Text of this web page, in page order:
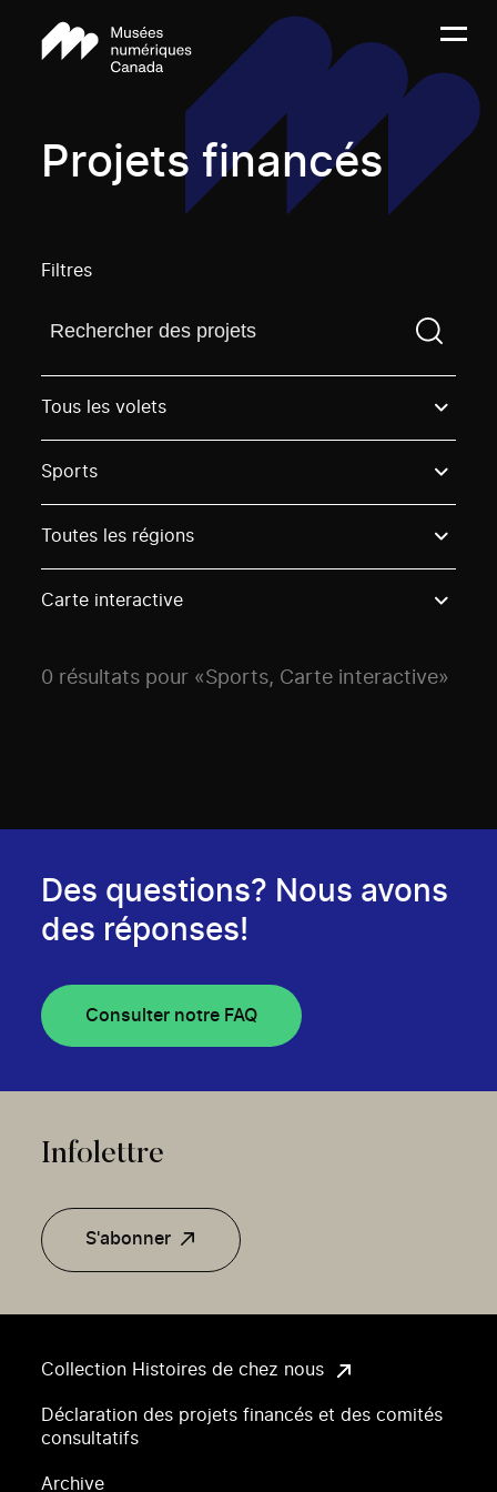
Projets financés
Filtres
Trouvez un projetVous devez saisir un terme de
Tous les volets
Sports
Toutes les régions
Carte interactive
0 résultats pour «Sports, Carte interactive»
Collection Histoires de chez nous
Déclaration des projets financés et des comités
consultatifs
Archive
Des questions? Nous avons
des réponses!
Consulter notre FAQ
Infolettre
S'abonner